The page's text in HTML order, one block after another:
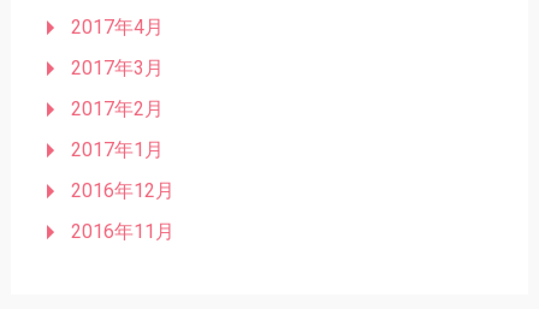
2017年4月
2017年3月
2017年2月
2017年1月
2016年12月
2016年11月